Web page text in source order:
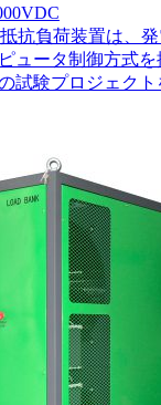
抗負荷装置は、
ュータ制御方式
試験プロジェク